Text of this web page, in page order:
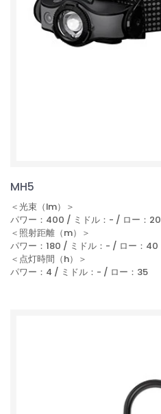
MH5
＜光束（lm）＞
パワー：400 / ミドル：- / ロー：20
＜照射距離（m）＞
パワー：180 / ミドル：- / ロー：40
＜点灯時間（h）＞
パワー：4 / ミドル：- / ロー：35